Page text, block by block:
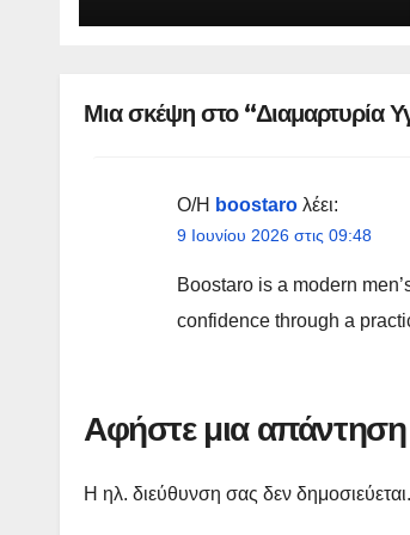
Μια σκέψη στο “Διαμαρτυρία
Ο/Η boostaro λέει:
9 Ιουνίου 2026 στις 09:48
Boostaro is a modern
confidence through a
Αφήστε μια απάντηση
Η ηλ. διεύθυνση σας δεν δημοσιεύεται.